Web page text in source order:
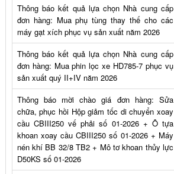
Thông báo kết quả lựa chọn Nhà cung cấp
đơn hàng: Mua phụ tùng thay thế cho các
máy gạt xích phục vụ sản xuất năm 2026
Thông báo kết quả lựa chọn Nhà cung cấp
đơn hàng: Mua phin lọc xe HD785-7 phục vụ
sản xuất quý II+IV năm 2026
Thông báo mời chào giá đơn hàng: Sửa
chữa, phục hồi Hộp giảm tốc di chuyển xoay
cầu CBIII250 vế phải số 01-2026 + Ô tựa
khoan xoay cầu CBIII250 số 01-2026 + Máy
nén khí BB 32/8 TB2 + Mô tơ khoan thủy lực
D50KS số 01-2026